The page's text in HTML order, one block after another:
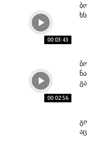
00:03:43
00:02:56